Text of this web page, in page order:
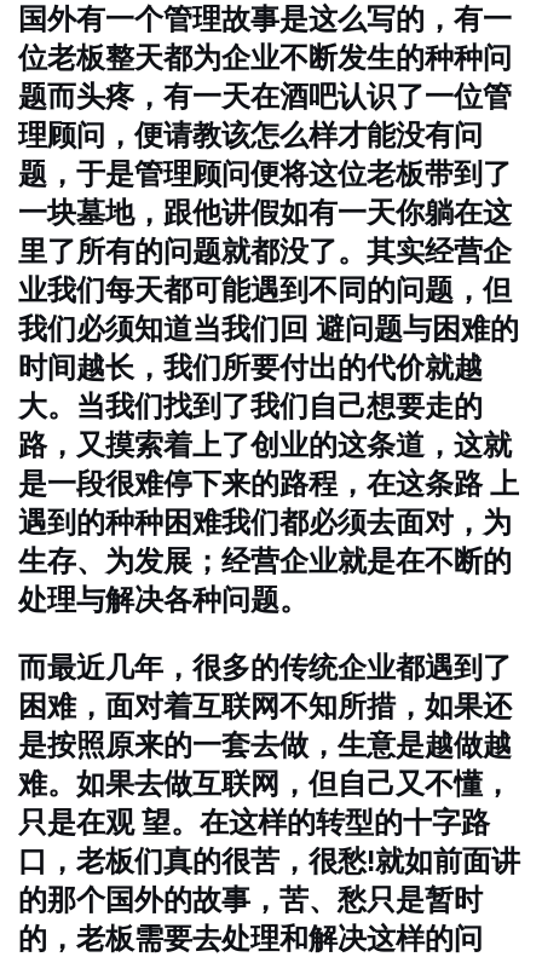
国外有一个管理故事是这么写的，有一
位老板整天都为企业不断发生的种种问
题而头疼，有一天在酒吧认识了一位管
理顾问，便请教该怎么样才能没有问
题，于是管理顾问便将这位老板带到了
一块墓地，跟他讲假如有一天你躺在这
里了所有的问题就都没了。其实经营企
业我们每天都可能遇到不同的问题，但
我们必须知道当我们回 避问题与困难的
时间越长，我们所要付出的代价就越
大。当我们找到了我们自己想要走的
路，又摸索着上了创业的这条道，这就
是一段很难停下来的路程，在这条路 上
遇到的种种困难我们都必须去面对，为
生存、为发展；经营企业就是在不断的
处理与解决各种问题。
而最近几年，很多的传统企业都遇到了
困难，面对着互联网不知所措，如果还
是按照原来的一套去做，生意是越做越
难。如果去做互联网，但自己又不懂，
只是在观 望。在这样的转型的十字路
口，老板们真的很苦，很愁!就如前面讲
的那个国外的故事，苦、愁只是暂时
的，老板需要去处理和解决这样的问